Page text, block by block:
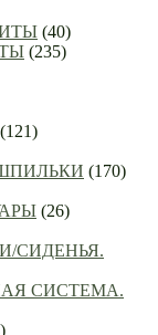
(40)
(235)
(121)
(170)
(26)
СИДЕНЬЯ.
СИСТЕМА.